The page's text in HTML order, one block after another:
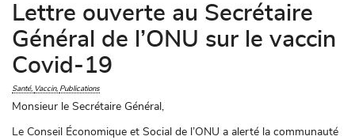
Lettre ouverte au Secrétaire
Général de l’ONU sur le vaccin
Covid-19
Santé Vaccin Publications
Monsieur le Secrétaire Général,
Le Conseil Économique et Social de l’ONU a alerté la communauté